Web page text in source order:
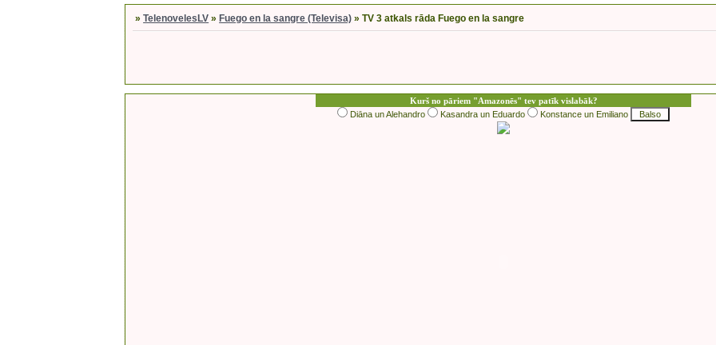
»TelenovelesLV »Fuego en la sangre (Televisa) »TV 3 atkals rāda Fuego en la sangre
Kurš no pāriem "Amazonēs" tev patīk vislabāk?
Diāna un Alehandro
Kasandra un Eduardo Konstance un Emiliano